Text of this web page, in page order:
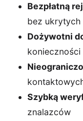
Bezpłatną
bez ukrytych
Dożywotni
Szybką
znalazców